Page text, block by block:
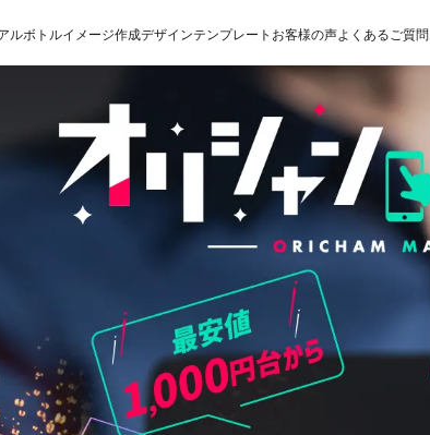
ルボトルイメージ作成デザインテンプレート お客様の声よくあるご質問